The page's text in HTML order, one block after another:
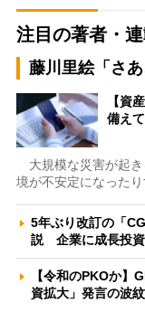
注目の著者・
藤川里絵「さあ
【資
備え
大規模な災害が起き
境が不安定になった
5年ぶり改訂の「
説 企業に成長投
【令和のPKOか】
資拡大」発言の波